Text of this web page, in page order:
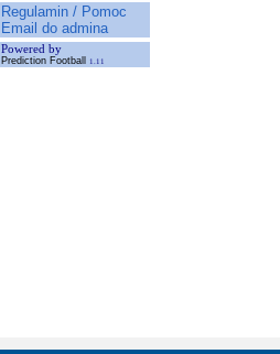
Regulamin / Pomoc
Email do admina
Powered by
Prediction Football 1.11